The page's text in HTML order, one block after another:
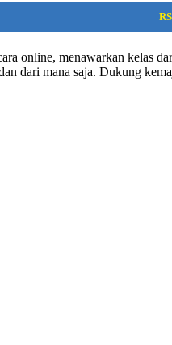
online, menawarkan
dari mana saja. Dukung